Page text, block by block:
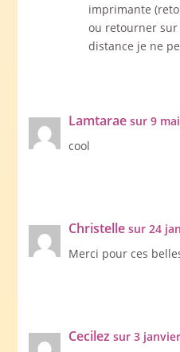
imprimante
ou retourner sur
distance je ne
Lamtarae sur 9
cool
Christelle sur 24
Merci pour ces
Cecilez sur 3